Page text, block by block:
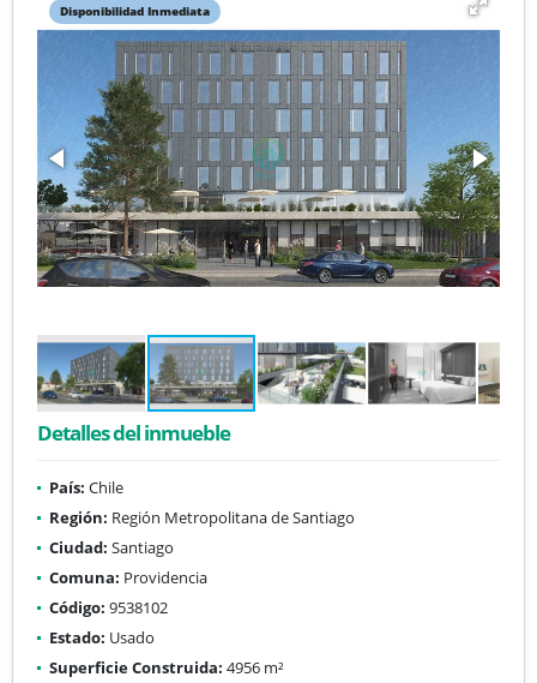
Disponibilidad Inmediata
Detalles del inmueble
País: Chile
Región: Región Metropolitana de Santiago
Ciudad: Santiago
Comuna: Providencia
Código: 9538102
Estado: Usado
Superficie Construida: 4956 m²